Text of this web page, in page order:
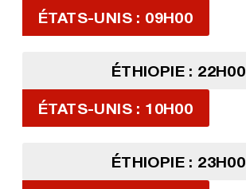
ÉTATS-UNIS : 09H00
ÉTHIOPIE : 22H00
ÉTATS-UNIS : 10H00
ÉTHIOPIE : 23H00